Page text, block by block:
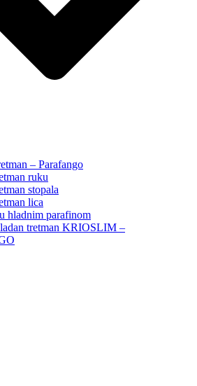
– Parafango
ruku
stopala
lica
hladnim parafinom
tretman KRIOSLIM –